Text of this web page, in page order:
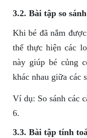
3.2. Bài tập so sánh
Khi bé đã nắm
thể thực hiện các
này giúp bé củng
khác nhau giữa các
Ví dụ: So sánh các
6.
3.3. Bài tập tính